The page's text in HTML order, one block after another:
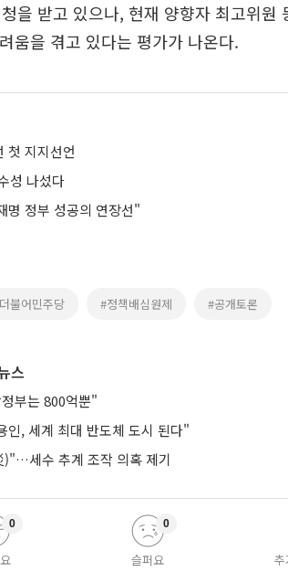
을 받고 있으나, 현재 양향자 최고위원
움을 겪고 있다는 평가가 나온다.
첫 지지선언
성 나섰다
정부 성공의 연장선"
불어민주당 #정책배심원제 #공개토론
스
부는 800억뿐"
, 세계 최대 반도체 도시 된다"
)"…세수 추계 조작 의혹 제기
0
슬퍼요
0